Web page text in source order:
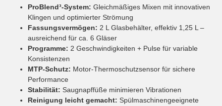
ProBlend³-System: Gleichmäßiges Mixen mit innovativen
Klingen und optimierter Strömung
Fassungsvermögen: 2 L Glasbehälter, effektiv 1,25 L –
ausreichend für ca. 6 Gläser
Programme: 2 Geschwindigkeiten + Pulse für variable
Konsistenzen
MTP-Schutz: Motor-Thermoschutzsensor für sichere
Performance
Stabilität: Saugnapffüße minimieren Vibrationen
Reinigung leicht gemacht: Spülmaschinengeeignete